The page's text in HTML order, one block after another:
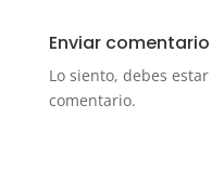
Enviar comentario
Lo siento, debes estar
comentario.